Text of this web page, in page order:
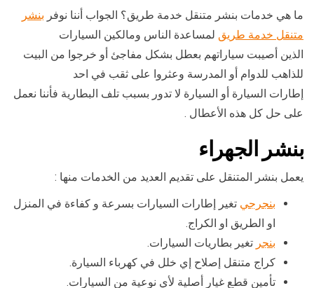
ما هي خدمات بنشر متنقل خدمة طريق؟ الجواب أننا نوفر بنشر
متنقل خدمة طريق لمساعدة الناس ومالكين السيارات
الذين أصيبت سياراتهم بعطل بشكل مفاجئ أو خرجوا من البيت
للذاهب للدوام أو المدرسة وعثروا على ثقب في احد
إطارات السيارة أو السيارة لا تدور بسبب تلف البطارية فأننا نعمل
على حل كل هذه الأعطال .
بنشر الجهراء
يعمل بنشر المتنقل على تقديم العديد من الخدمات منها :
بنجرجي تغير إطارات السيارات بسرعة و كفاءة في المنزل
او الطريق او الكراج.
بنجر تغير بطاريات السيارات.
كراج متنقل إصلاح إي خلل في كهرباء السيارة.
تأمين قطع غيار أصلية لأي نوعية من السيارات.